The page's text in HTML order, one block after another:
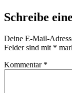
Schreibe
Deine E-Mail-
Felder sind mit *
Kommentar *